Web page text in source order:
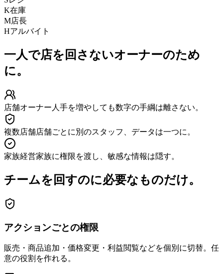
K在庫
M店長
Hアルバイト
一人で店を回さないオーナーのため
に。
店舗オーナー 人手を増やしても数字の手綱は離さない。
複数店舗店舗ごとに別のスタッフ、データは一つに。
家族経営家族に権限を渡し、敏感な情報は隠す。
チームを回すのに必要なものだけ。
アクションごとの権限
販売・商品追加・価格変更・利益閲覧などを個別に切替。任
意の役割を作れる。